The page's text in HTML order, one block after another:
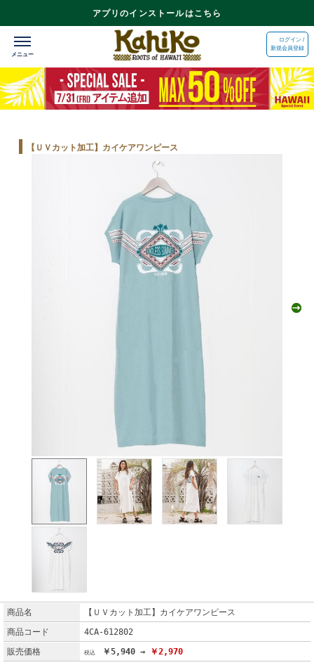
アプリのインストールはこちら
ログイン /
新規会員登録
【ＵＶカット加工】カイケアワンピース
商品名
【ＵＶカット加工】カイケアワンピース
商品コード
4CA-612802
販売価格
￥5,940 → ￥2,970